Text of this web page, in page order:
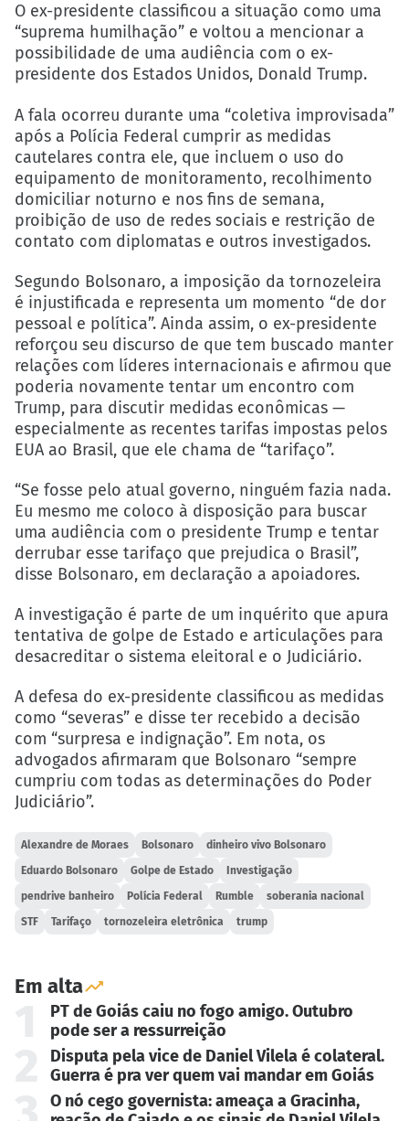
O ex-presidente classificou a situação como uma
“suprema humilhação” e voltou a mencionar a
possibilidade de uma audiência com o ex-
presidente dos Estados Unidos, Donald Trump.
A fala ocorreu durante uma “coletiva improvisada”
após a Polícia Federal cumprir as medidas
cautelares contra ele, que incluem o uso do
equipamento de monitoramento, recolhimento
domiciliar noturno e nos fins de semana,
proibição de uso de redes sociais e restrição de
contato com diplomatas e outros investigados.
Segundo Bolsonaro, a imposição da tornozeleira
é injustificada e representa um momento “de dor
pessoal e política”. Ainda assim, o ex-presidente
reforçou seu discurso de que tem buscado manter
relações com líderes internacionais e afirmou que
poderia novamente tentar um encontro com
Trump, para discutir medidas econômicas —
especialmente as recentes tarifas impostas pelos
EUA ao Brasil, que ele chama de “tarifaço”.
“Se fosse pelo atual governo, ninguém fazia nada.
Eu mesmo me coloco à disposição para buscar
uma audiência com o presidente Trump e tentar
derrubar esse tarifaço que prejudica o Brasil”,
disse Bolsonaro, em declaração a apoiadores.
A investigação é parte de um inquérito que apura
tentativa de golpe de Estado e articulações para
desacreditar o sistema eleitoral e o Judiciário.
A defesa do ex-presidente classificou as medidas
como “severas” e disse ter recebido a decisão
com “surpresa e indignação”. Em nota, os
advogados afirmaram que Bolsonaro “sempre
cumpriu com todas as determinações do Poder
Judiciário”.
Alexandre de Moraes Bolsonaro dinheiro vivo Bolsonaro
Eduardo Bolsonaro Golpe de Estado Investigação
pendrive banheiro Polícia Federal Rumble soberania nacional
STF Tarifaço tornozeleira eletrônica trump
Em alta
PT de Goiás caiu no fogo amigo. Outubro
pode ser a ressurreição
Disputa pela vice de Daniel Vilela é colateral.
Guerra é pra ver quem vai mandar em Goiás
O nó cego governista: ameaça a Gracinha,